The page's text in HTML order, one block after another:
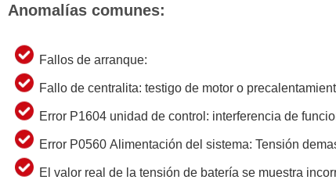
Anomalías comunes:
Fallos de arranque:
Fallo de centralita: testigo de motor o
Error P1604 unidad de control: interferencia de
Error P0560 Alimentación del sistema: Tensión
El valor real de la tensión de batería se muestra